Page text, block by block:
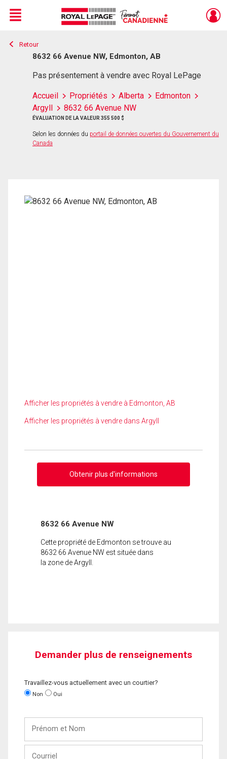
Live
En Direct
Menu
Retour
8632 66 Avenue NW, Edmonton, AB
Pas présentement à vendre avec Royal LePage
Accueil Propriétés Alberta
Edmonton
Argyll
8632 66 Avenue NW
ÉVALUATION DE LA VALEUR 355 500 $
Selon les données du portail de données ouvertes du Gouvernement du
Canada
Afficher les propriétés à vendre à Edmonton, AB
Afficher les propriétés à vendre dans Argyll
Obtenir plus d'informations
8632 66 Avenue NW
Cette propriété de Edmonton se trouve au
8632 66 Avenue NW est située dans
la zone de Argyll.
Demander plus de renseignements
Travaillez-vous actuellement avec un courtier?
Non Oui
Nom